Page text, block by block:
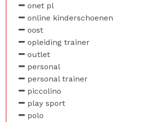
onet pl
online kinderschoenen
oost
opleiding trainer
outlet
personal
personal trainer
piccolino
play sport
polo